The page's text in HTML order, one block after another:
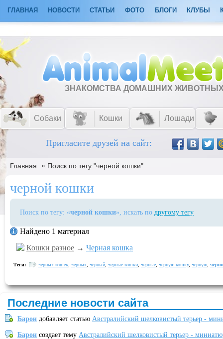
ГЛАВНАЯ НОВОСТИ СТАТЬИ ФОТО БЛОГИ КЛУБЫ
ЗНАКОМСТВА ДОМАШНИХ
Собаки Кошки Лошади
Пригласите друзей на сайт:
Главная » Поиск по тегу "черной кошки"
черной кошки
Поиск по тегу: «черной кошки», искать по другому тегу
Найдено 1 материал
Кошки разное → Черная кошка
Теги: черных кошек черных черный черные кошки черные черную кошку, черную
Последние новости сайта
Барон добавляет статью Австралийский шелковистый терьер -
Барон создает тему Австралийский шелковистый терьер -